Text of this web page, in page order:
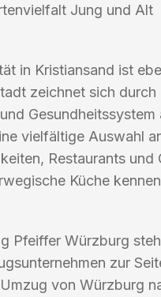
Jung und Alt
in Kristiansand ist
zeichnet sich durch
Gesundheitssystem
vielfältige Auswahl
Restaurants und
Küche
Pfeiffer Würzburg
zur
von Würzburg